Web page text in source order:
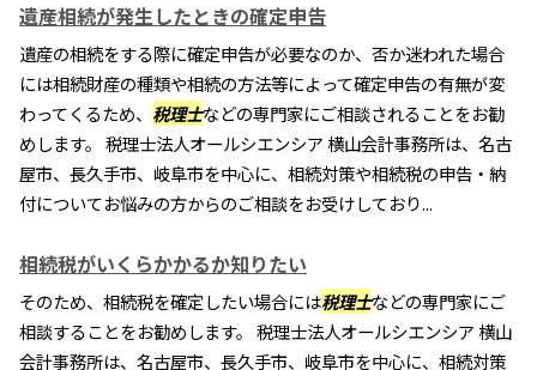
遺産相続が発生したときの確定申告
遺産の相続をする際に確定申告が必要なのか、否か迷われた場合
には相続財産の種類や相続の方法等によって確定申告の有無が変
わってくるため、 税理士などの専門家にご相談されることをお勧
めします。 税理士法人オールシエンシア 横山会計事務所は、名古
屋市、長久手市、岐阜市を中心に、相続対策や相続税の申告・納
付についてお悩みの方からのご相談をお受けしており...
相続税がいくらかかるか知りたい
そのため、相続税を確定したい場合には税理士などの専門家にご
相談することをお勧めします。 税理士法人オールシエンシア 横山
会計事務所は、名古屋市、長久手市、岐阜市を中心に、相続対策